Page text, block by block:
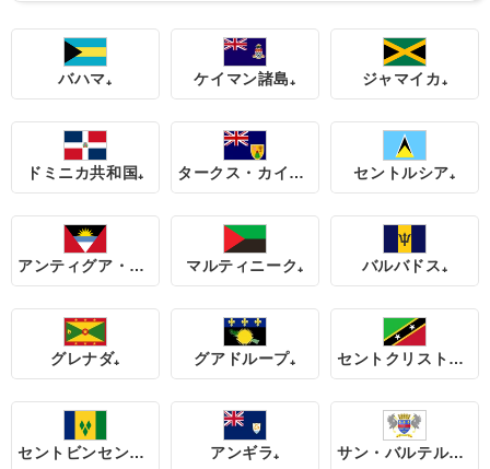
バハマ₊ ケイマン諸島₊ ジャマイカ₊
ドミニカ共和国₊ タークス・カイコス諸島₊ セントルシア₊
アンティグア・バーブーダ₊ マルティニーク₊ バルバドス₊
グレナダ₊ グアドループ₊ セントクリストファー・ネイビス₊
セントビンセント・グレナディーン諸島₊ アンギラ₊ サン・バルテルミー島₊